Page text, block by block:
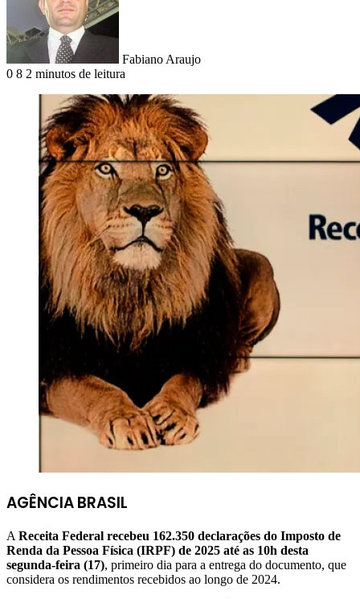
Fabiano Araujo
0 8 2 minutos de leitura
AGÊNCIA BRASIL
A Receita Federal recebeu 162.350 declarações do Imposto de
Renda da Pessoa Física (IRPF) de 2025 até as 10h desta
segunda-feira (17), primeiro dia para a entrega do documento, que
considera os rendimentos recebidos ao longo de 2024.